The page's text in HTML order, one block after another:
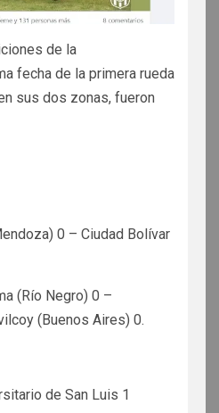
de la
fecha de la primera rueda
sus dos zonas, fueron
0 – Ciudad Bolívar
(Río Negro) 0 –
(Buenos Aires) 0.
de San Luis 1